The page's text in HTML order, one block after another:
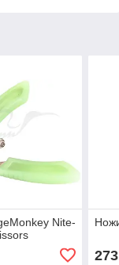
Nite-
273